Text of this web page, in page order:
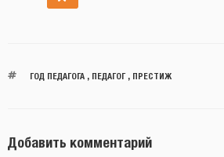
ГОД ПЕДАГОГА, ПЕДАГОГ, ПРЕСТИЖ
Добавить комментарий